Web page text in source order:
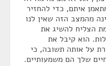
איתם, כדי להחזיר
מהמצב הזה שאין לנו
הצליח להשיג את
הוא קיבל את
על אותה תשובה, כי
שלך הם משמעותיים.